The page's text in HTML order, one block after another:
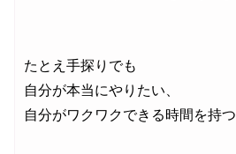
たとえ手探りでも
自分が本当にやりたい、
自分がワクワクできる時間を持つ